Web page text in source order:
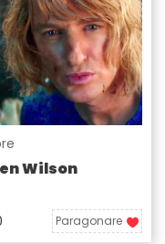
Wilson
Paragonare